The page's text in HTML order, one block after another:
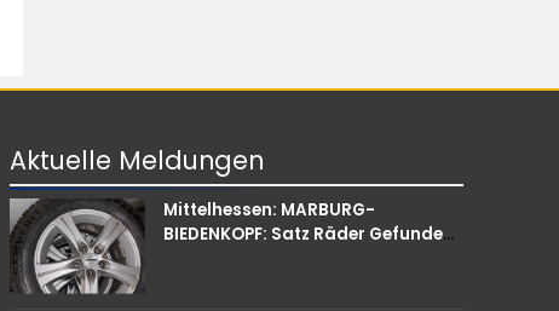
Aktuelle Meldungen
Mittelhessen: MARBURG-
BIEDENKOPF: Satz Räder Gefunden